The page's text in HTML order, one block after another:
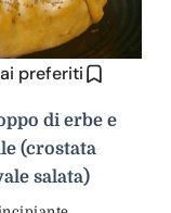
preferiti
di erbe e
(crostata
salata)